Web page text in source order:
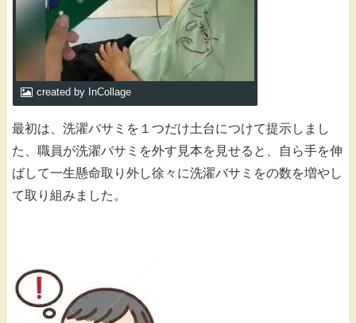
created by InCollage
最初は、洗濯バサミを１つだけ土台につけて提示しまし
た、職員が洗濯バサミを外す見本を見せると、自ら手を伸
ばして一生懸命取り外し徐々に洗濯バサミをの数を増やし
て取り組みました。